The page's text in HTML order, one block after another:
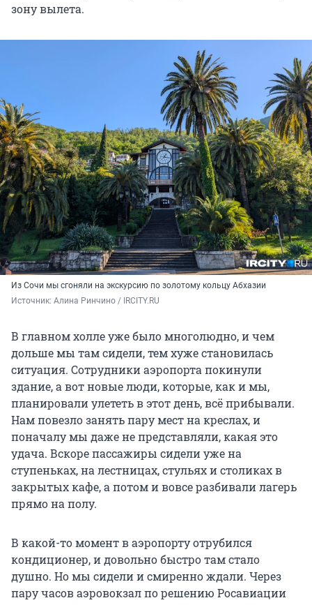
зону вылета.
Из Сочи мы сгоняли на экскурсию по золотому кольцу Абхазии
Источник: Алина Ринчино / IRCITY.RU
В главном холле уже было многолюдно, и чем
дольше мы там сидели, тем хуже становилась
ситуация. Сотрудники аэропорта покинули
здание, а вот новые люди, которые, как и мы,
планировали улететь в этот день, всё прибывали.
Нам повезло занять пару мест на креслах, и
поначалу мы даже не представляли, какая это
удача. Вскоре пассажиры сидели уже на
ступеньках, на лестницах, стульях и столиках в
закрытых кафе, а потом и вовсе разбивали лагерь
прямо на полу.
В какой-то момент в аэропорту отрубился
кондиционер, и довольно быстро там стало
душно. Но мы сидели и смиренно ждали. Через
пару часов аэровокзал по решению Росавиации